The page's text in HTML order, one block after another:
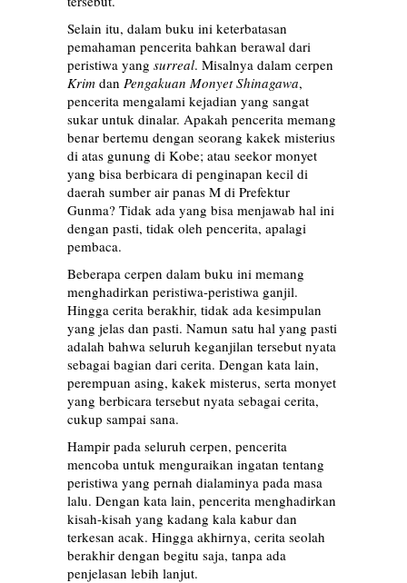
Selain itu, dalam buku ini keterbatasan
pemahaman pencerita bahkan berawal dari
peristiwa yang surreal. Misalnya dalam cerpen
Krim dan Pengakuan Monyet Shinagawa,
pencerita mengalami kejadian yang sangat
sukar untuk dinalar. Apakah pencerita memang
benar bertemu dengan seorang kakek misterius
di atas gunung di Kobe; atau seekor monyet
yang bisa berbicara di penginapan kecil di
daerah sumber air panas M di Prefektur
Gunma? Tidak ada yang bisa menjawab hal ini
dengan pasti, tidak oleh pencerita, apalagi
pembaca.
Beberapa cerpen dalam buku ini memang
menghadirkan peristiwa-peristiwa ganjil.
Hingga cerita berakhir, tidak ada kesimpulan
yang jelas dan pasti. Namun satu hal yang pasti
adalah bahwa seluruh keganjilan tersebut nyata
sebagai bagian dari cerita. Dengan kata lain,
perempuan asing, kakek misterus, serta monyet
yang berbicara tersebut nyata sebagai cerita,
cukup sampai sana.
Hampir pada seluruh cerpen, pencerita
mencoba untuk menguraikan ingatan tentang
peristiwa yang pernah dialaminya pada masa
lalu. Dengan kata lain, pencerita menghadirkan
kisah-kisah yang kadang kala kabur dan
terkesan acak. Hingga akhirnya, cerita seolah
berakhir dengan begitu saja, tanpa ada
penjelasan lebih lanjut.